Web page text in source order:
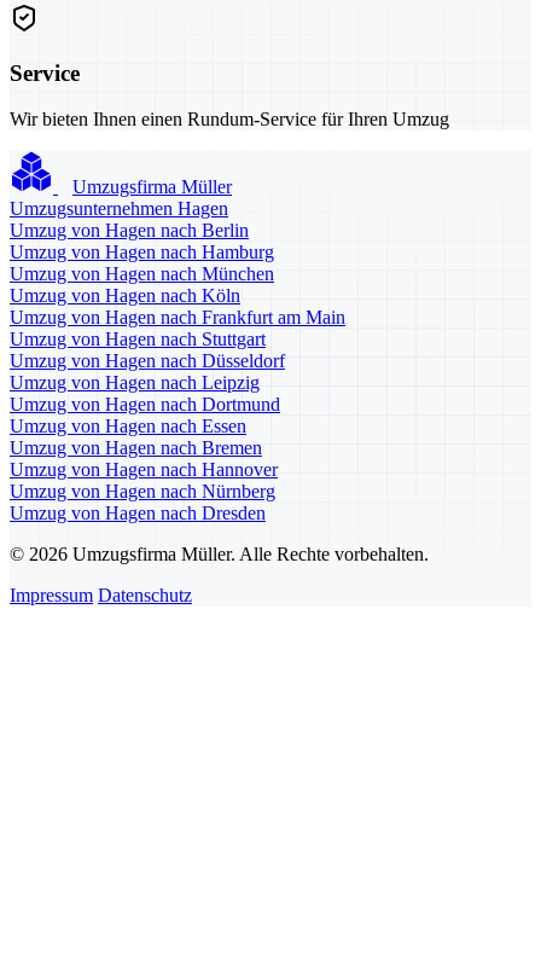
Service
Wir bieten Ihnen einen Rundum-Service für Ihren Umzug
Umzugsfirma Müller
Umzugsunternehmen Hagen
Umzug von Hagen nach Berlin
Umzug von Hagen nach Hamburg
Umzug von Hagen nach München
Umzug von Hagen nach Köln
Umzug von Hagen nach Frankfurt am Main
Umzug von Hagen nach Stuttgart
Umzug von Hagen nach Düsseldorf
Umzug von Hagen nach Leipzig
Umzug von Hagen nach Dortmund
Umzug von Hagen nach Essen
Umzug von Hagen nach Bremen
Umzug von Hagen nach Hannover
Umzug von Hagen nach Nürnberg
Umzug von Hagen nach Dresden
© 2026 Umzugsfirma Müller. Alle Rechte vorbehalten.
Impressum Datenschutz